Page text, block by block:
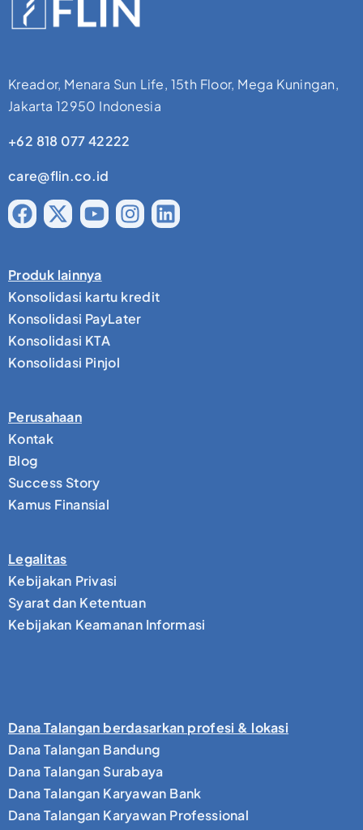
Kreador, Menara Sun Life, 15th Floor, Mega Kuningan,
Jakarta 12950 Indonesia
+62 818 077 42222
care@flin.co.id
Produk lainnya
Konsolidasi kartu kredit
Konsolidasi PayLater
Konsolidasi KTA
Konsolidasi Pinjol
Perusahaan
Kontak
Blog
Success Story
Kamus Finansial
Legalitas
Kebijakan Privasi
Syarat dan Ketentuan
Kebijakan Keamanan Informasi
Dana Talangan berdasarkan profesi & lokasi
Dana Talangan Bandung
Dana Talangan Surabaya
Dana Talangan Karyawan Bank
Dana Talangan Karyawan Professional